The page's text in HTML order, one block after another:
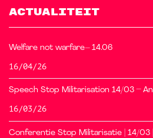
ACTUALITEIT
Welfare not warfare– 14.06
16/04/26
Speech Stop Militarisation 14/03 –
16/03/26
Conferentie Stop Militarisatie | 14/03